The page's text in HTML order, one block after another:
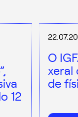
12
O
xeral
de